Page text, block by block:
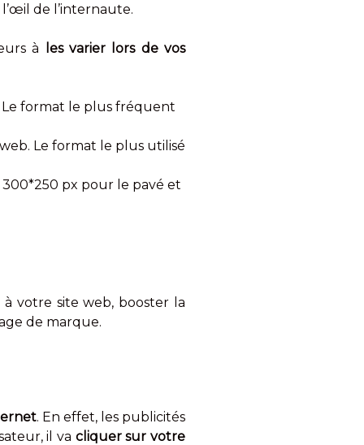
de l’internaute.
à les varier lors de vos
Le format le plus fréquent
Le format le plus utilisé
px pour le pavé et
votre site web, booster la
de marque.
. En effet, les publicités
il va cliquer sur votre